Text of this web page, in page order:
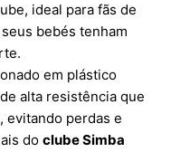
ideal para fãs de
bebés tenham
em plástico
alta resistência que
evitando perdas e
do clube Simba